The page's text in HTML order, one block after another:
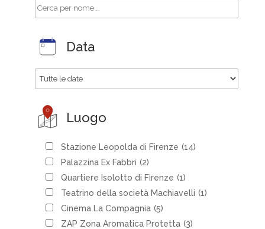
Data
Luogo
Stazione Leopolda di Firenze (14)
Palazzina Ex Fabbri (2)
Quartiere Isolotto di Firenze (1)
Teatrino della società Machiavelli (1)
Cinema La Compagnia (5)
ZAP Zona Aromatica Protetta (3)